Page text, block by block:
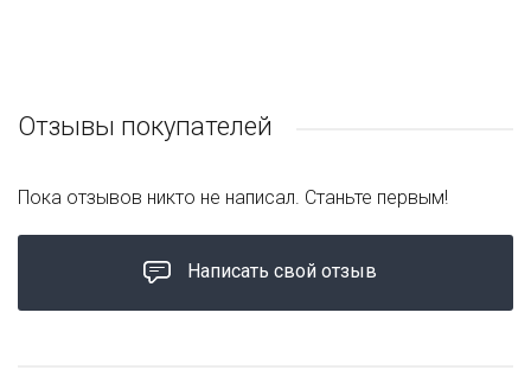
Отзывы покупателей
Написать свой отзыв
Пока отзывов никто не написал. Станьте первым!